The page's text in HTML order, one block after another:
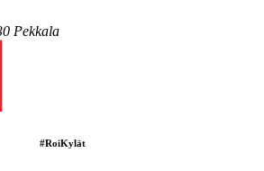
Pekkala
#RoiKylät